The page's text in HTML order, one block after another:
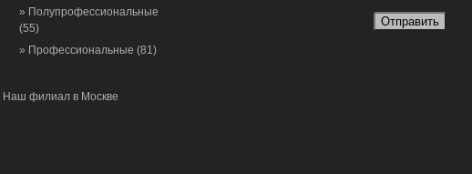
» Полупрофессиональные
(55)
» Профессиональные (81)
Отправить
Наш филиал в Москве